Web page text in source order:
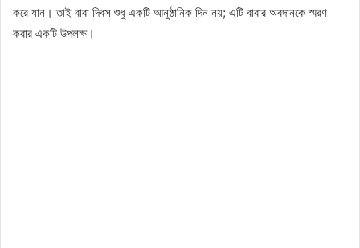
করে যান। তাই বাবা দিবস শুধু একটি আনুষ্ঠানিক দিন নয়; এটি বাবার অবদানকে স্মরণ
করার একটি উপলক্ষ।